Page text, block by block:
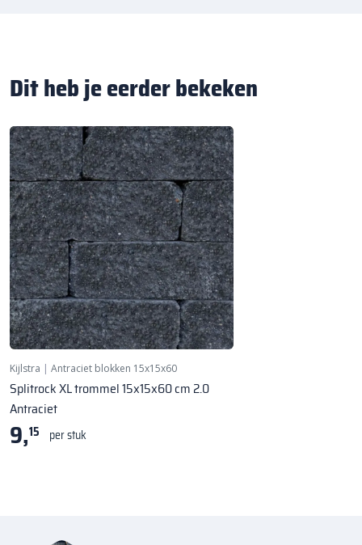
Dit heb je eerder bekeken
Kijlstra | Antraciet blokken 15x15x60
Splitrock XL trommel 15x15x60 cm 2.0
Antraciet
9,15 per stuk